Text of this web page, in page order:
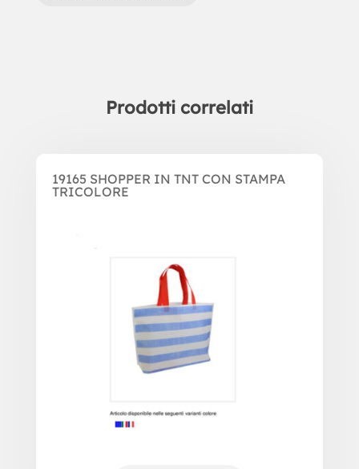
Prodotti correlati
19165 SHOPPER IN TNT CON STAMPA
TRICOLORE